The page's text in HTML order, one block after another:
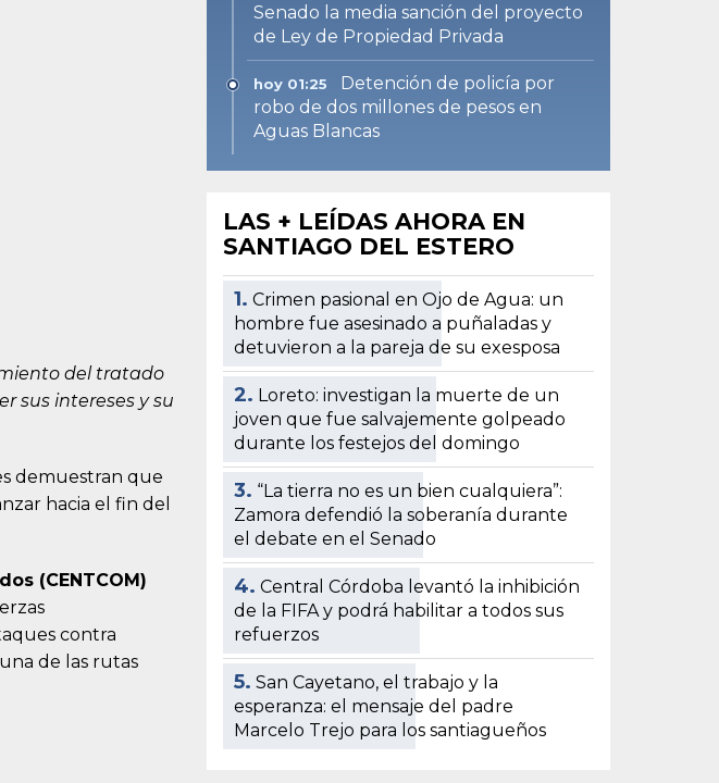
del tratado
sus intereses y su
demuestran que
hacia el fin del
(CENTCOM)
contra
de las rutas
Senado la media sanción del proyecto
de Ley de Propiedad Privada
hoy 01:25
Detención de policía por
robo de dos millones de pesos en
Aguas Blancas
LAS + LEÍDAS AHORA EN
SANTIAGO DEL ESTERO
1. Crimen pasional en Ojo de Agua: un
hombre fue asesinado a puñaladas y
detuvieron a la pareja de su exesposa
2. Loreto: investigan la muerte de un
joven que fue salvajemente golpeado
durante los festejos del domingo
3. “La tierra no es un bien cualquiera”:
Zamora defendió la soberanía durante
el debate en el Senado
4. Central Córdoba levantó la inhibición
de la FIFA y podrá habilitar a todos sus
refuerzos
5. San Cayetano, el trabajo y la
esperanza: el mensaje del padre
Marcelo Trejo para los santiagueños